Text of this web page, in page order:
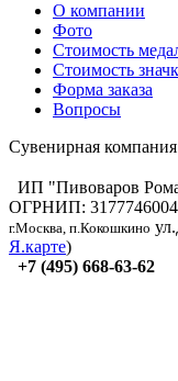
О компании
Фото
Стоимость
Стоимость
Форма заказа
Вопросы
Сувенирная
ИП "Пивоваров
ОГРНИП:
г.Москва, п.Кокошкино
Я.карте)
+7 (495) 668-63-62